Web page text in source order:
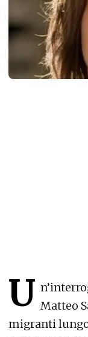
U Matteo
migranti